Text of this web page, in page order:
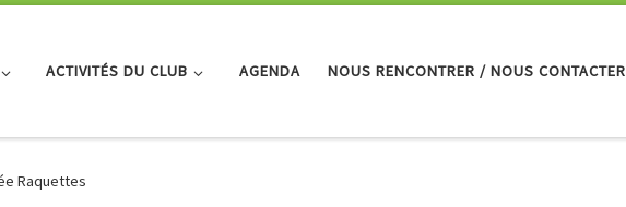
ACTIVITÉS DU CLUB AGENDA NOUS RENCONTRER / NOUS CONTACTER
Raquettes